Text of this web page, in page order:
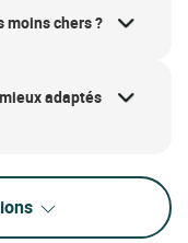
moins chers ?
adaptés